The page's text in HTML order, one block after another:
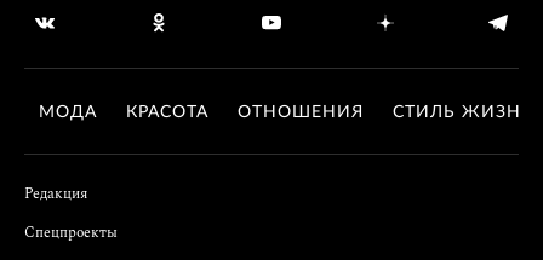
МОДА КРАСОТА ОТНОШЕНИЯ СТИЛЬ ЖИЗНИ
Редакция
Спецпроекты